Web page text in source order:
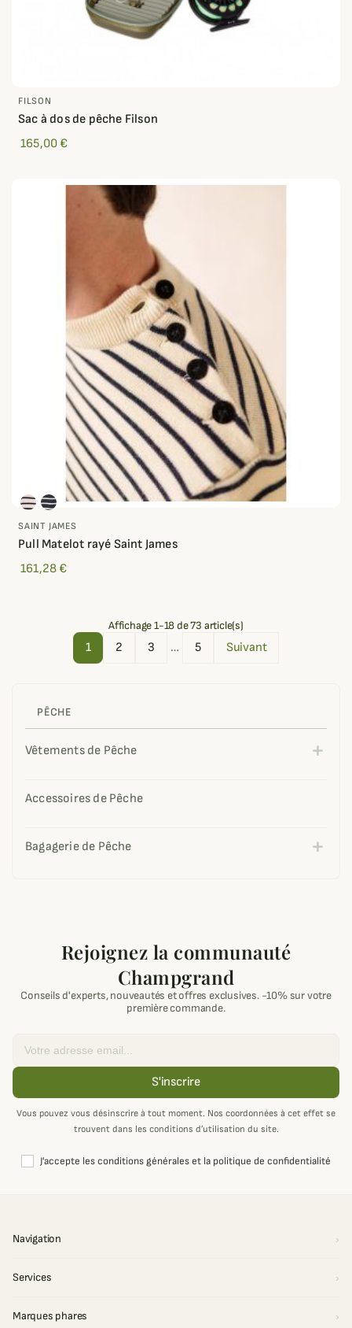
PÊCHE
Vêtements de Pêche
Accessoires de Pêche
Bagagerie de Pêche
FILSON
Sac à dos de pêche Filson
165,00 €
SAINT JAMES
Pull Matelot rayé Saint James
161,28 €
Affichage 1-18 de 73 article(s)
1 2 3 … 5 Suivant
Rejoignez la communauté
Champgrand
Conseils d'experts, nouveautés et offres exclusives. -10% sur votre
première commande.
S'inscrire
Vous pouvez vous désinscrire à tout moment. Nos coordonnées à cet effet se
trouvent dans les conditions d’utilisation du site.
J'accepte les conditions générales et la politique de confidentialité
Navigation
Services
Marques phares